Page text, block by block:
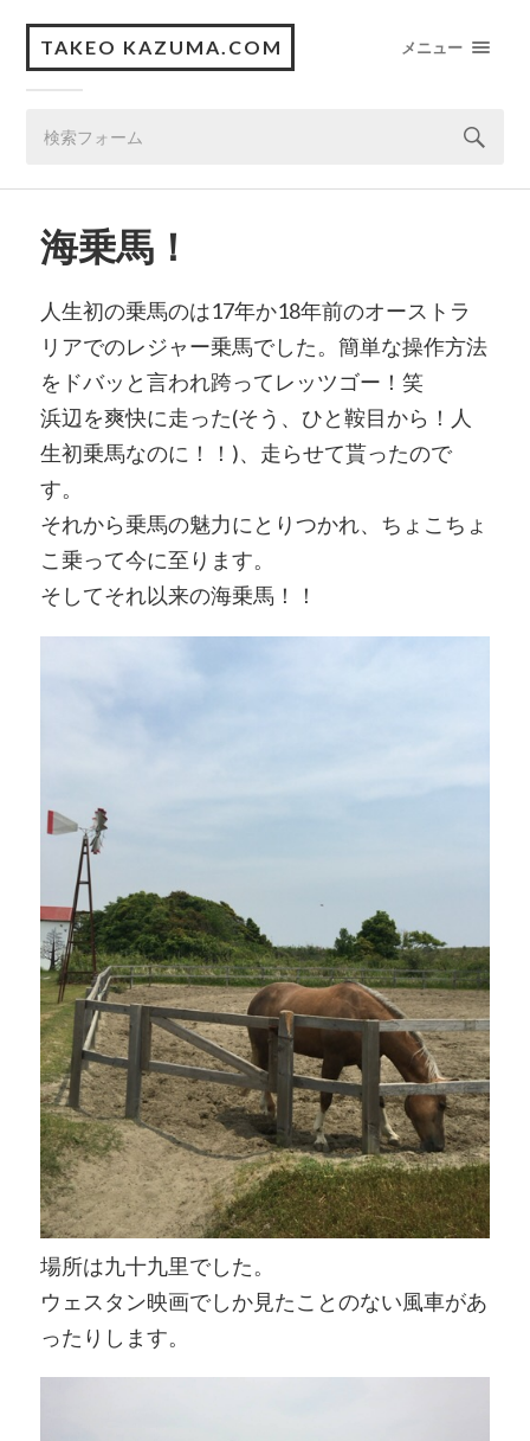
TAKEO KAZUMA.COM メニュー
海乗馬！
人生初の乗馬のは17年か18年前のオーストラ
リアでのレジャー乗馬でした。簡単な操作方法
をドバッと言われ跨ってレッツゴー！笑
浜辺を爽快に走った(そう、ひと鞍目から！人
生初乗馬なのに！！)、走らせて貰ったので
す。
それから乗馬の魅力にとりつかれ、ちょこちょ
こ乗って今に至ります。
そしてそれ以来の海乗馬！！
場所は九十九里でした。
ウェスタン映画でしか見たことのない風車があ
ったりします。